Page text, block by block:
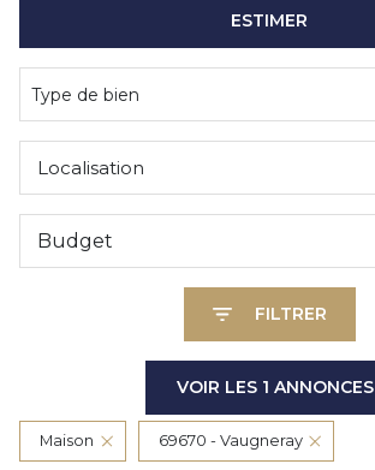
De l'immo pro
ESTIMER
Type de bien
Localisation
Budget
FILTRER
VOIR LES 1 ANNONCES
Maison 69670 - Vaugneray